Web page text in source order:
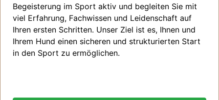
Begeisterung im Sport aktiv und begleiten Sie mit
viel Erfahrung, Fachwissen und Leidenschaft auf
Ihren ersten Schritten. Unser Ziel ist es, Ihnen und
Ihrem Hund einen sicheren und strukturierten Start
in den Sport zu ermöglichen.